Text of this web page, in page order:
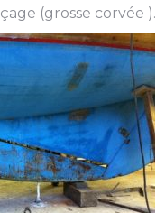
(grosse corvée ).